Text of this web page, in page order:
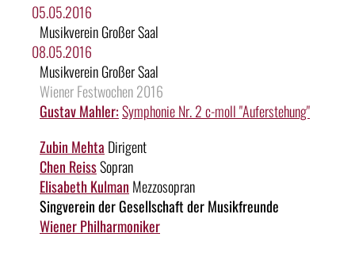
05.05.2016
Musikverein Großer Saal
08.05.2016
Musikverein Großer Saal
Wiener Festwochen 2016
Gustav Mahler:Symphonie Nr. 2 c-moll "Auferstehung"
Zubin Mehta Dirigent
Chen ReissSopran
Elisabeth Kulman Mezzosopran
Singverein der Gesellschaft der Musikfreunde
Wiener Philharmoniker